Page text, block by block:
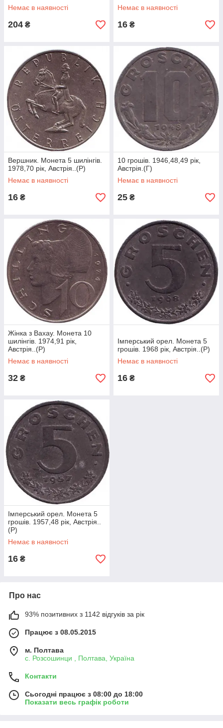
Немає в наявності
204 ₴
Немає в наявності
16 ₴
Вершник. Монета 5 шилінгів.
1978,70 рік, Австрія..(Р)
Немає в наявності
16 ₴
10 грошів. 1946,48,49 рік,
Австрія.(Г)
Немає в наявності
25 ₴
Жінка з Вахау. Монета 10
шилінгів. 1974,91 рік,
Австрія..(Р)
Немає в наявності
32 ₴
Імперський орел. Монета 5
грошів. 1968 рік, Австрія..(Р)
Немає в наявності
16 ₴
Імперський орел. Монета 5
грошів. 1957,48 рік, Австрія..
(Р)
Немає в наявності
16 ₴
Про нас
93% позитивних з 1142 відгуків за рік
Працює з 08.05.2015
м. Полтава
с. Розсошинци , Полтава, Україна
Контакти
Сьогодні працює з 08:00 до 18:00
Показати весь графік роботи